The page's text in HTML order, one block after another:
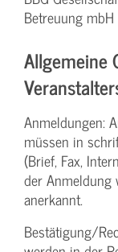
Betreuung mbH
Allgemeine
Anmeldungen:
müssen in
(Brief, Fax,
der Anmeldung
anerkannt.
Bestätigung­/